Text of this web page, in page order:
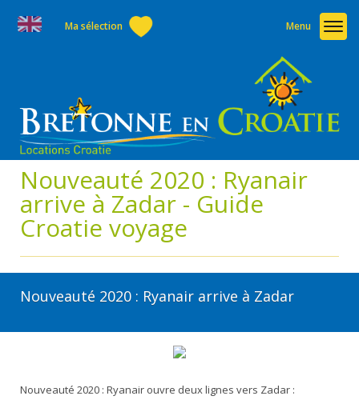
Ma sélection Menu
Nouveauté 2020 : Ryanair
arrive à Zadar - Guide
Croatie voyage
Nouveauté 2020 : Ryanair arrive à Zadar
Nouveauté 2020 : Ryanair ouvre deux lignes vers Zadar :